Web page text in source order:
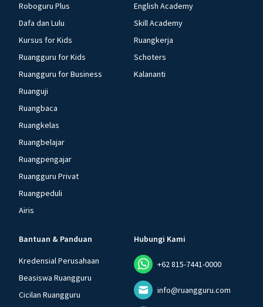
Roboguru Plus
Dafa dan Lulu
Kursus for Kids
Ruangguru for Kids
Ruangguru for Business
Ruanguji
Ruangbaca
Ruangkelas
Ruangbelajar
Ruangpengajar
Ruangguru Privat
Ruangpeduli
Airis
English Academy
Skill Academy
Ruangkerja
Schoters
Kalananti
Bantuan & Panduan
Kredensial Perusahaan
Beasiswa Ruangguru
Cicilan Ruangguru
Hubungi Kami
+62 815-7441-0000
info@ruangguru.com